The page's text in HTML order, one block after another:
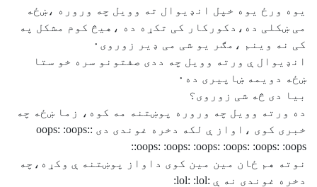
یوه ورځ یوه خپل انډیوال ته وویل چه وروره ،ښځه
می ښکلی ده،دکورکار کی تکړه ده ،هیڅ کوم مشکل په
کی نه وینم ،مګر یو شی می ډیر زوروی٠
انډیوال ې ورته وویل چه ددی صفتونو سره خو ستا
ښځه دویمه ښاپیری ده٠
بیا دی څه شی زوروی؟
ده ورته وویل چه وروره پوښتنه مه کوه، زما ښځه چه
خبری کوی ،اواز ې لکه دخره غوندی دی :oops: :oops:
:oops: :oops: :oops: :oops: :oops: :oops:
نوته هم ځان مین مین کوی داواز پوښتنه ې وکړه،چه
دخره غوندی نه ې :lol: :lol: